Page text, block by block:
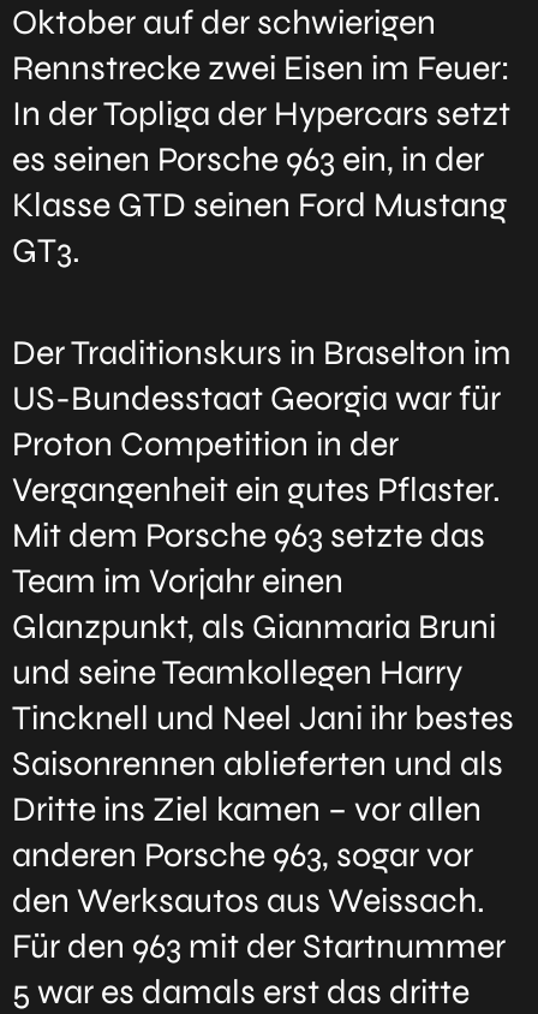
Oktober auf der schwierigen
Rennstrecke zwei Eisen im Feuer:
In der Topliga der Hypercars setzt
es seinen Porsche 963 ein, in der
Klasse GTD seinen Ford Mustang
GT3.
Der Traditionskurs in Braselton im
US-Bundesstaat Georgia war für
Proton Competition in der
Vergangenheit ein gutes Pflaster.
Mit dem Porsche 963 setzte das
Team im Vorjahr einen
Glanzpunkt, als Gianmaria Bruni
und seine Teamkollegen Harry
Tincknell und Neel Jani ihr bestes
Saisonrennen ablieferten und als
Dritte ins Ziel kamen – vor allen
anderen Porsche 963, sogar vor
den Werksautos aus Weissach.
Für den 963 mit der Startnummer
5 war es damals erst das dritte